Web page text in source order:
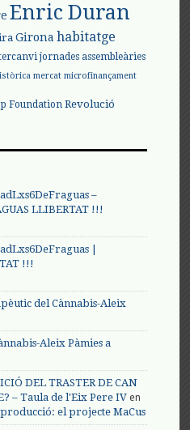
Enric Duran
Girona habitatge
jornades assembleàries
mercat microfinançament
Foundation Revolució
–
LLIBERTAT !!!
|
!!!
del Cànnabis-Aleix
Aleix Pàmies a
DEL TRASTER DE CAN
– Taula de l'Eix Pere IV en
el projecte MaCus